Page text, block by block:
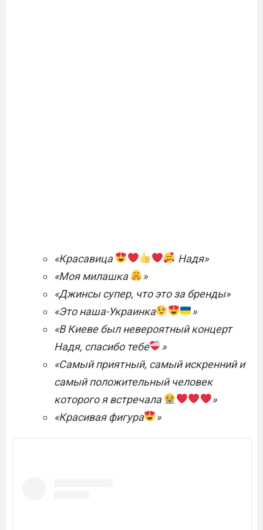
«Красавица
Надя»
«Моя милашка
»
«Джинсы супер, что это за бренды»
«Это наша-Украинка
»
«В Киеве был невероятный концерт
Надя, спасибо тебе
»
«Самый приятный, самый искренний и
самый положительный человек
которого я встречала
»
«Красивая фигура
»